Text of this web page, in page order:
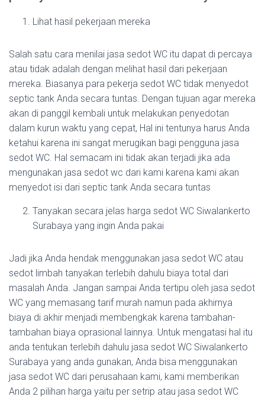
Lihat hasil pekerjaan mereka
Salah satu cara menilai jasa sedot WC itu dapat di percaya
atau tidak adalah dengan melihat hasil dari pekerjaan
mereka. Biasanya para pekerja sedot WC tidak menyedot
septic tank Anda secara tuntas. Dengan tujuan agar mereka
akan di panggil kembali untuk melakukan penyedotan
dalam kurun waktu yang cepat, Hal ini tentunya harus Anda
ketahui karena ini sangat merugikan bagi pengguna jasa
sedot WC. Hal semacam ini tidak akan terjadi jika ada
mengunakan jasa sedot wc dari kami karena kami akan
menyedot isi dari septic tank Anda secara tuntas
Tanyakan secara jelas harga sedot WC Siwalankerto
Surabaya yang ingin Anda pakai
Jadi jika Anda hendak menggunakan jasa sedot WC atau
sedot limbah tanyakan terlebih dahulu biaya total dari
masalah Anda. Jangan sampai Anda tertipu oleh jasa sedot
WC yang memasang tarif murah namun pada akhirnya
biaya di akhir menjadi membengkak karena tambahan-
tambahan biaya oprasional lainnya. Untuk mengatasi hal itu
anda tentukan terlebih dahulu jasa sedot WC Siwalankerto
Surabaya yang anda gunakan, Anda bisa menggunakan
jasa sedot WC dari perusahaan kami, kami memberikan
Anda 2 pilihan harga yaitu per setrip atau jasa sedot WC